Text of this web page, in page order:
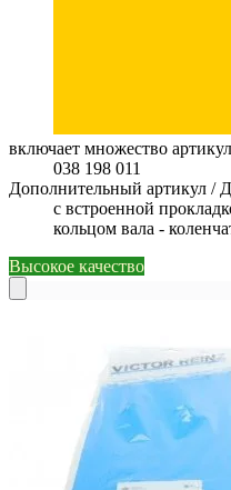
включает множество
038 198 011
Дополнительный артикул /
с встроенной
кольцом вала -
Высокое качество